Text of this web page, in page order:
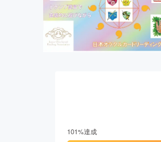
101%達成